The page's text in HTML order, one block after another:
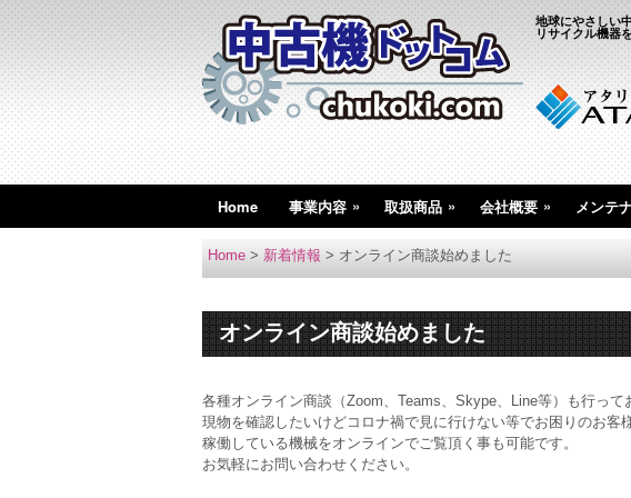
地球にやさしい
リサイクル機器
Home 事業内容 » 取扱商品 » 会社概要 » メンテ
Home > 新着情報 > オンライン商談始めました
オンライン商談始めました
各種オンライン商談（Zoom、Teams、Skype、Line等）も行って
現物を確認したいけどコロナ禍で見に行けない等でお困りのお客様
稼働している機械をオンラインでご覧頂く事も可能です。
お気軽にお問い合わせください。